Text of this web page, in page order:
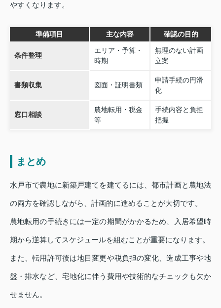
やすくなります。
準備項目 主な内容 確認の目的
条件整理
エリア・予算・
時期
無理のない計画
立案
書類収集 図面・証明書類
申請手続の円滑
化
窓口相談
農地転用・税金
等
手続内容と負担
把握
まとめ
水戸市で農地に新築戸建てを建てるには、都市計画と農地法
の両方を確認しながら、計画的に進めることが大切です。
農地転用の手続きには一定の期間がかかるため、入居希望時
期から逆算してスケジュールを組むことが重要になります。
また、転用許可後は地目変更や税負担の変化、造成工事や地
盤・排水など、宅地化に伴う費用や技術的なチェックも欠か
せません。